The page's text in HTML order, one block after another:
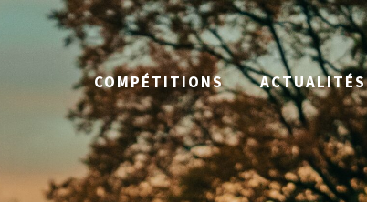
COMPÉTITIONS ACTUALITÉS